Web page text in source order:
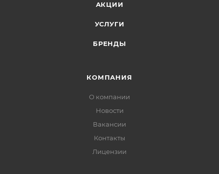
АКЦИИ
УСЛУГИ
БРЕНДЫ
КОМПАНИЯ
О компании
Новости
Вакансии
Контакты
Лицензии